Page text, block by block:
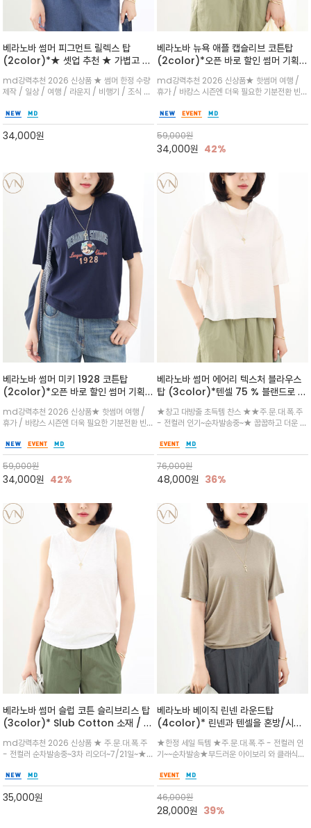
베라노바 썸머 피그먼트 릴렉스 탑
(2color)*★ 셋업 추천 ★ 가볍고 부
드러운 터치감이 돋보이는 피그먼트 코
튼 소재로 완성
md강력추천 2026 신상품 ★ 썸머 한정 수량
제작 / 일상 / 여행 / 라운지 / 비행기 / 조식 /
그먼트로 제작되어 편하고 가볍게 후회없으실 아
이템 입니다
34,000원
베라노바 뉴욕 애플 캡슬리브 코튼탑
(2color)*오픈 바로 할인 썸머 기획
★ 한정수량 제작 ★ 강연 코튼으로 빈
티지 프린트로 여름 하의와 모두 잘어울
리는 그래픽
md강력추천 2026 신상품★ 핫썸머 여행 /
휴가 / 바캉스 시즌엔 더욱 필요한 기분전환 빈티
부에 산뜻하게 닿는 프리미엄 /답답함 없는 라운
드 넥라인과 자연스럽게 어깨를 감싸는 캡슬리브
디자인이 팔 라인을 더욱 날씬
59,000원
34,000원 42%
베라노바 썸머 미키 1928 코튼탑
(2color)*오픈 바로 할인 썸머 기획
★ 한정수량 제작 ★ 오가닉 코튼으로
빈티지 프린트로 여름 하의와 모두 잘어
울리는 그래픽
md강력추천 2026 신상품★ 핫썸머 여행 /
휴가 / 바캉스 시즌엔 더욱 필요한 기분전환 빈티
키 컬러 위에 빈티지한 크랙 효과의 레트로 감성
그래픽을 더해 캐주얼하면서도 세련된 분위기를
완성
59,000원
34,000원 42%
베라노바 썸머 에어리 텍스처 블라우스
탑 (3color)*텐셀 75 % 블랜드로 가
볍고 시원하게 / 담백한 아이보리와 클
래식한 블랙 컬러가 세련된 분위기를 더
하며, 여유로운 세미 루즈핏과 자연스럽
게 떨어지는 실루엣이 편안하면서도 단
정한 인상을 연출
★창고 대방출 초득템 찬스 ★★주.문.대.폭.주
- 전컬러 인기~순차발송중~★ 꿉꿉하고 더운 여
과 시원한 나일론 혼방/ 넥라인과 사이드배색은
코튼으로 편하게~깔끔한 라운드 넥과 드롭 숄더
디자인
76,000원
48,000원 36%
베라노바 썸머 슬럽 코튼 슬리브리스 탑
(3color)* Slub Cotton 소재 / 쾌
로 구성되어 단독으로도 깔끔
md강력추천 2026 신상품 ★ 주.문.대.폭.주
- 전컬러 순차발송중~3차 리오더~7/21일~★한
게 떨어지는 스탠다드 핏과 골반선에 걸치는 기
장감이 부담 없이 착용됩니다. 라운드넥과 넓은
어깨 라인이 안정감
35,000원
베라노바 베이직 린넨 라운드탑
(4color)* 린넨과 텐셀을 혼방/시원
직 컬러웨이 /
★한정 세일 득템 ★주.문.대.폭.주 - 전컬러 인
기~~순차발송★부드러운 아이보리 와 클래식한
활용하기 좋으며, 은은한 조직감과 자연스러운 루
즈핏으로 여리하게 보이게 하는 세련되게 완성하
기 좋은 기본
46,000원
28,000원 39%